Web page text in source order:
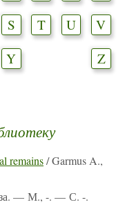
S T U
V
Y Z
remains/ Garmus A.,
— М., -. — С. -.